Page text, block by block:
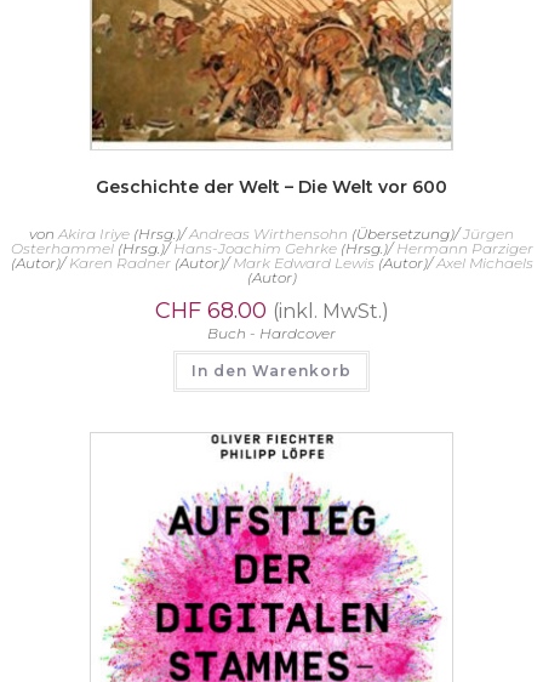
Geschichte der Welt – Die Welt vor 600
von Akira Iriye (Hrsg.)/Andreas Wirthensohn (Übersetzung)/Jürgen
Osterhammel(Hrsg.)/Hans-Joachim Gehrke(Hrsg.)/Hermann Parziger
(Autor)/Karen Radner(Autor)/Mark Edward Lewis (Autor)/Axel Michaels
(Autor)
CHF68.00 (inkl. MwSt.)
Buch - Hardcover
In den Warenkorb